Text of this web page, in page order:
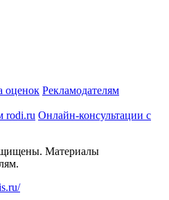
оценок Рекламодателям
rodi.ru Онлайн-консультации с
Материалы